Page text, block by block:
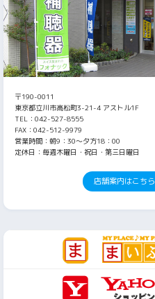
〒190-0011
東京都立川市高松町3-21-4 アストル1F
TEL：042-527-8555
FAX：042-512-9979
営業時間：朝9：30～夕方18：00
定休日：毎週木曜日・祝日・第三日曜日
店舗案内はこちら